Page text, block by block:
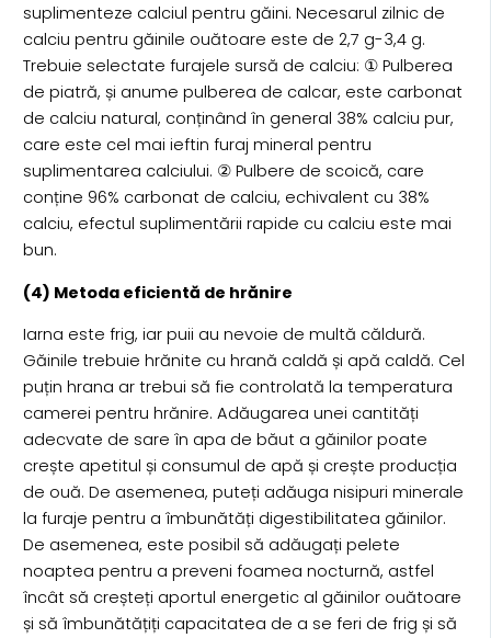
suplimenteze calciul pentru găini. Necesarul zilnic de
calciu pentru găinile ouătoare este de 2,7 g-3,4 g.
Trebuie selectate furajele sursă de calciu: ① Pulberea
de piatră, și anume pulberea de calcar, este carbonat
de calciu natural, conținând în general 38% calciu pur,
care este cel mai ieftin furaj mineral pentru
suplimentarea calciului. ② Pulbere de scoică, care
conține 96% carbonat de calciu, echivalent cu 38%
calciu, efectul suplimentării rapide cu calciu este mai
bun.
(4) Metoda eficientă de hrănire
Iarna este frig, iar puii au nevoie de multă căldură.
Găinile trebuie hrănite cu hrană caldă și apă caldă. Cel
puțin hrana ar trebui să fie controlată la temperatura
camerei pentru hrănire. Adăugarea unei cantități
adecvate de sare în apa de băut a găinilor poate
crește apetitul și consumul de apă și crește producția
de ouă. De asemenea, puteți adăuga nisipuri minerale
la furaje pentru a îmbunătăți digestibilitatea găinilor.
De asemenea, este posibil să adăugați pelete
noaptea pentru a preveni foamea nocturnă, astfel
încât să creșteți aportul energetic al găinilor ouătoare
și să îmbunătățiți capacitatea de a se feri de frig și să